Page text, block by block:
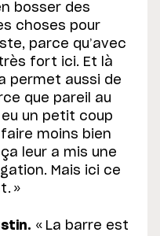
bosser des
choses pour
parce qu’avec
fort ici. Et là
permet aussi de
que pareil au
un petit coup
moins bien
leur a mis une
Mais ici ce
»
« La barre est